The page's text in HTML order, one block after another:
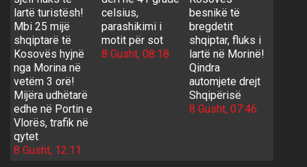
lartë turistësh!
Mbi 25 mijë
shqiptarë të
Kosovës hyjnë
nga Morina në
vetëm 3 orë!
Mijëra udhëtarë
edhe në Portin e
Vlorës, trafik në
qytet
8 Gusht, 12:11
celsius,
parashikimi i
motit për sot
8 Gusht, 08:18
besnikë të
bregdetit
shqiptar, fluks i
lartë në Morinë!
Qindra
automjete drejt
Shqipërisë
8 Gusht, 07:46